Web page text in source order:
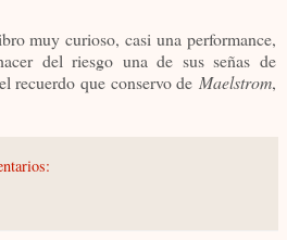
muy curioso, casi una performance,
del riesgo una de sus señas de
recuerdo que conservo de Maelstrom,